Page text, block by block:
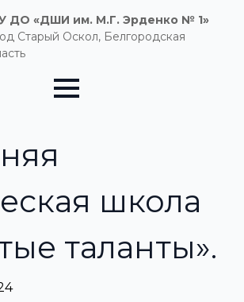
ДО «ДШИ им. М.Г. Эрденко № 1»
Старый Оскол, Белгородская
школа
таланты».